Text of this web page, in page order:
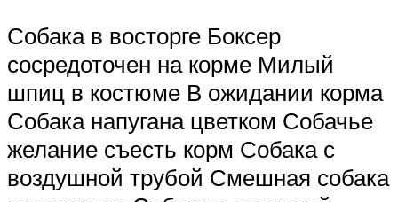
Собака в восторге Боксер
сосредоточен на корме Милый
шпиц в костюме В ожидании корма
Собака напугана цветком Собачье
желание съесть корм Собака с
воздушной трубой Смешная собака